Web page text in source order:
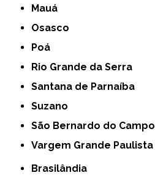
Mauá
Osasco
Poá
Rio Grande da Serra
Santana de Parnaíba
Suzano
São Bernardo do Campo
Vargem Grande Paulista
Brasilândia